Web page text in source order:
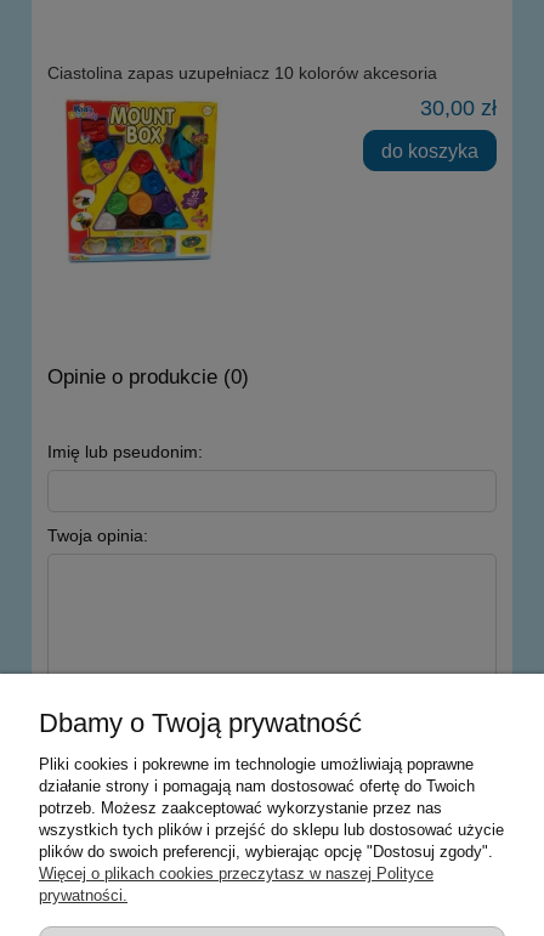
Ciastolina zapas uzupełniacz 10 kolorów akcesoria
30,00 zł
do koszyka
Opinie o produkcie (0)
Imię lub pseudonim:
Twoja opinia:
Warunki zakupów
Moje konto
Informacje o sklepie
Dbamy o Twoją prywatność
Pliki cookies i pokrewne im technologie umożliwiają poprawne
działanie strony i pomagają nam dostosować ofertę do Twoich
potrzeb. Możesz zaakceptować wykorzystanie przez nas
wszystkich tych plików i przejść do sklepu lub dostosować użycie
plików do swoich preferencji, wybierając opcję "Dostosuj zgody".
Więcej o plikach cookies przeczytasz w naszej Polityce
prywatności.